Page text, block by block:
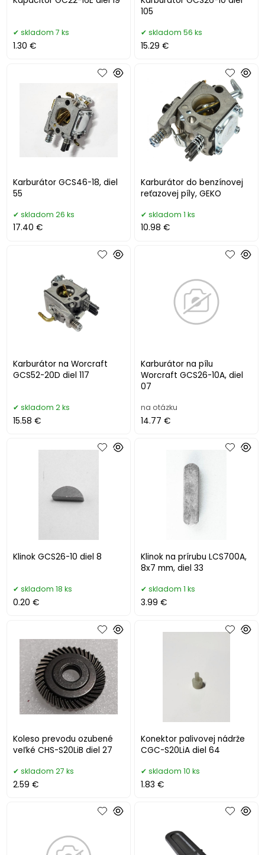
skladom 7 ks
1.30 €
105
skladom 56 ks
15.29 €
Karburátor GCS46-18, diel
55
skladom 26 ks
17.40 €
Karburátor do benzínovej
reťazovej píly, GEKO
skladom 1 ks
10.98 €
Karburátor na Worcraft
GCS52-20D diel 117
skladom 2 ks
15.58 €
Karburátor na pílu
Worcraft GCS26-10A, diel
07
na otázku
14.77 €
Klinok GCS26-10 diel 8
skladom 18 ks
0.20 €
Klinok na prírubu LCS700A,
8x7 mm, diel 33
skladom 1 ks
3.99 €
Koleso prevodu ozubené
veľké CHS-S20LiB diel 27
skladom 27 ks
2.59 €
Konektor palivovej nádrže
CGC-S20LiA diel 64
skladom 10 ks
1.83 €